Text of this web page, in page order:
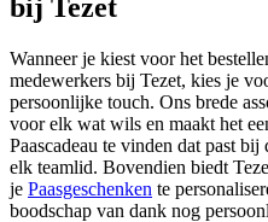
bij Tezet
Wanneer je kiest voor het
medewerkers bij Tezet, kies je
persoonlijke touch. Ons brede
voor elk wat wils en maakt het
Paascadeau te vinden dat past
elk teamlid. Bovendien biedt
je Paasgeschenken te
boodschap van dank nog